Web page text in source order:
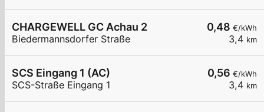
0,48 €/kWh
3,4 km
CHARGEWELL GC Achau 2
Biedermannsdorfer Straße
0,56 €/kWh
3,4 km
SCS Eingang 1 (AC)
SCS-Straße Eingang 1